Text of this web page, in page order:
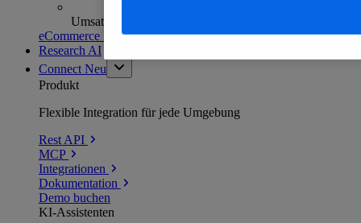
Umsatzanalysen und -prognosen
eCommerce Insights entdecken
Research AI
Connect Neu
Produkt
Flexible Integration für jede Umgebung
Rest API
MCP
Integrationen
Dokumentation
Demo buchen
KI-Assistenten